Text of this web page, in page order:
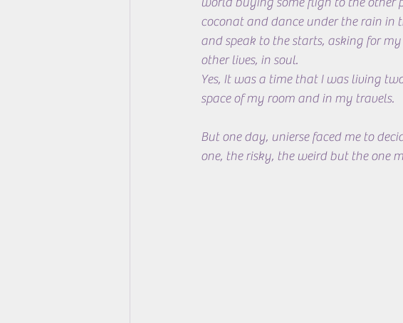
coconat and dance under the rain in
and speak to the starts, asking for
other lives, in soul.
Yes, It was a time that I was living
space of my room and in my travels.
But one day, unierse faced me to
one, the risky, the weird but the one